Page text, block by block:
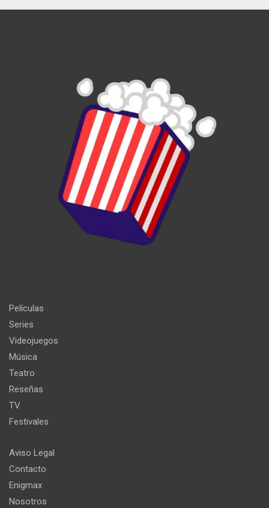
Películas
Series
Videojuegos
Música
Teatro
Reseñas
TV
Festivales
Aviso Legal
Contacto
Enigmax
Nosotros